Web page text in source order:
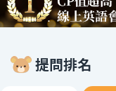
提問排名